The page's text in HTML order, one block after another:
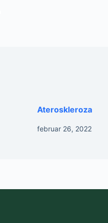
Ateroskleroza
februar 26, 2022